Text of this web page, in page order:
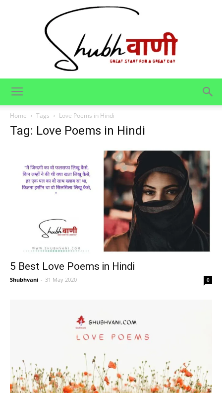
Home Tags Love Poems in Hindi
Tag: Love Poems in Hindi
5 Best Love Poems in Hindi
Shubhvani - 31 May 2020 0